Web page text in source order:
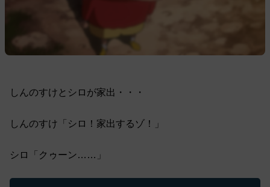
しんのすけとシロが家出・・・
しんのすけ「シロ！家出するゾ！」
シロ「クゥーン……」